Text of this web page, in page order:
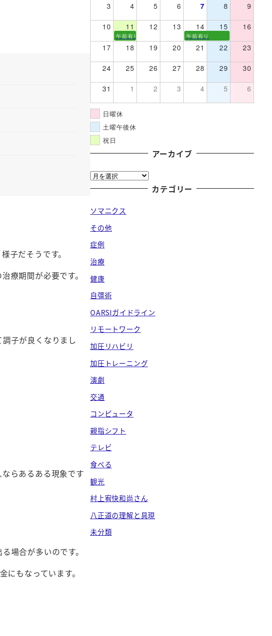
子だそうです。
療期間が必要です。
子が良くなりまし
らあるある現象です
場合が多いのです。
もなっています。
3 4 5 6 7 8 9
10 11 12 13 14 15 16
午前有り 午前有り
17 18 19 20 21 22 23
24 25 26 27 28 29 30
31 1 2 3 4 5 6
日曜休
土曜午後休
祝日
アーカイブ
ア
ー
イ
ブ
カテゴリー
ソマニクス
その他
症例
治療
健康
自彊術
OARSIガイドライン
リモートワーク
加圧リハビリ
加圧トレーニング
演劇
交通
コンピュータ
親指シフト
テレビ
食べる
観光
村上宥快和尚さん
八正道の理解と具現
未分類